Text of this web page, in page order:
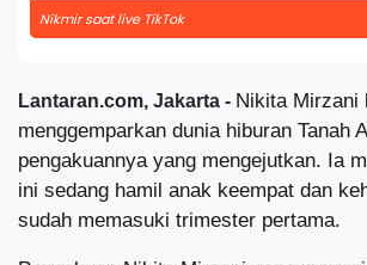
Nikmir saat live TikTok
Lantaran.com, Jakarta - Nikita Mirzani
menggemparkan dunia hiburan Tanah
pengakuannya yang mengejutkan. Ia
ini sedang hamil anak keempat dan
sudah memasuki trimester pertama.